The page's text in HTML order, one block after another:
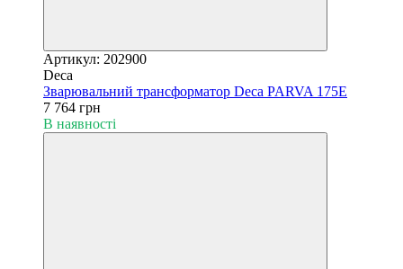
Артикул: 202900
Deca
Зварювальний трансформатор Deca PARVA 175E
7 764 грн
В наявності